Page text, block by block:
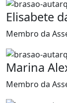
Elisabete
Membro da
Marina
Membro da